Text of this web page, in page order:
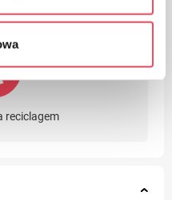
reciclagem